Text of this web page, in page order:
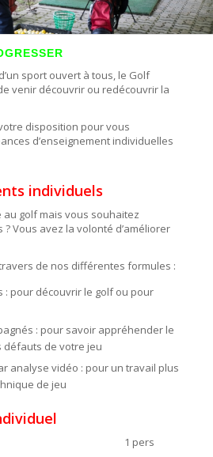
sport ouvert à tous, le Golf
venir découvrir ou redécouvrir la
disposition pour vous
d’enseignement individuelles
individuels
au golf mais vous souhaitez
Vous avez la volonté d’améliorer
de nos différentes formules :
: pour découvrir le golf ou pour
: pour savoir appréhender le
défauts de votre jeu
analyse vidéo : pour un travail plus
de jeu
1 pers